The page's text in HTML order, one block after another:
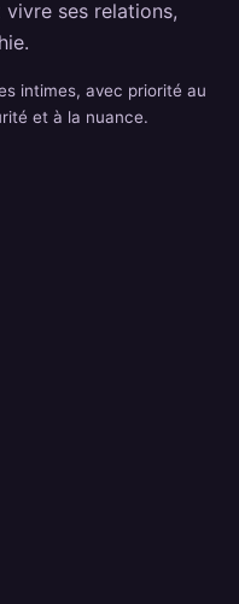
ses relations,
intimes, avec priorité au
et à la nuance.